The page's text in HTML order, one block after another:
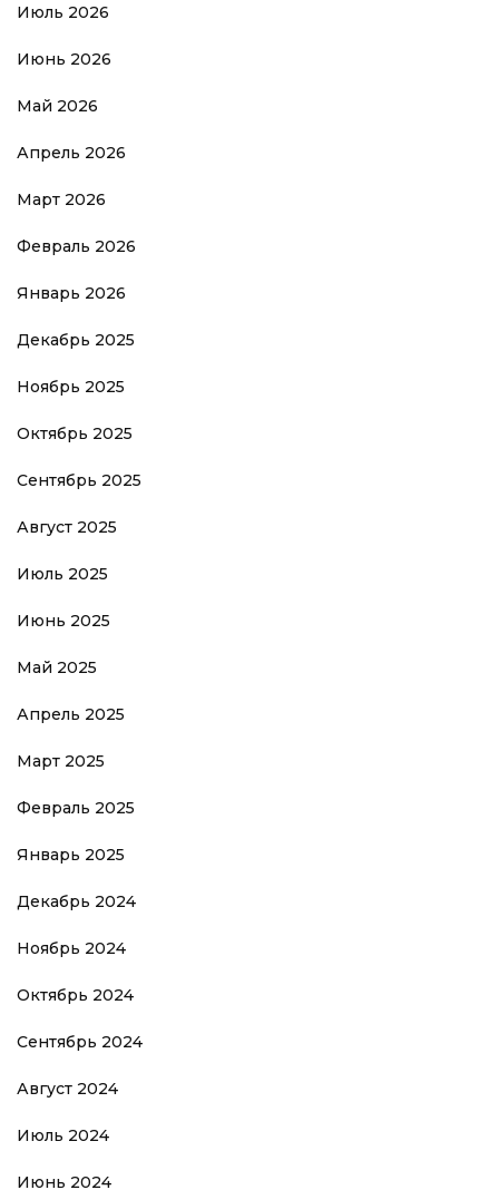
Июль 2026
Июнь 2026
Май 2026
Апрель 2026
Март 2026
Февраль 2026
Январь 2026
Декабрь 2025
Ноябрь 2025
Октябрь 2025
Сентябрь 2025
Август 2025
Июль 2025
Июнь 2025
Май 2025
Апрель 2025
Март 2025
Февраль 2025
Январь 2025
Декабрь 2024
Ноябрь 2024
Октябрь 2024
Сентябрь 2024
Август 2024
Июль 2024
Июнь 2024